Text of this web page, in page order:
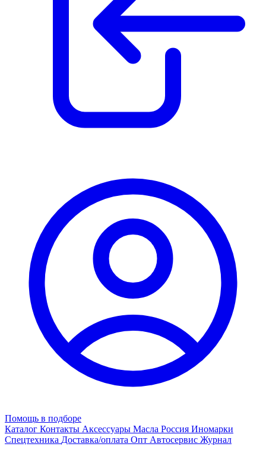
Помощь в подборе
Каталог Контакты Аксессуары Масла Россия Иномарки
Спецтехника Доставка/оплата Опт Автосервис Журнал